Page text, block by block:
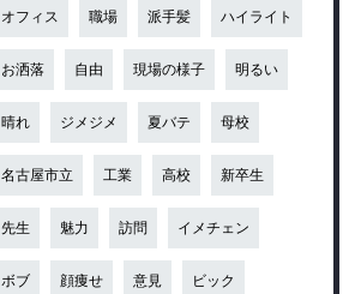
オフィス 職場 派手髪 ハイライト
お洒落 自由 現場の様子 明るい
晴れ ジメジメ 夏バテ 母校
名古屋市立 工業 高校 新卒生
先生 魅力 訪問 イメチェン
ボブ 顔痩せ 意見 ビック